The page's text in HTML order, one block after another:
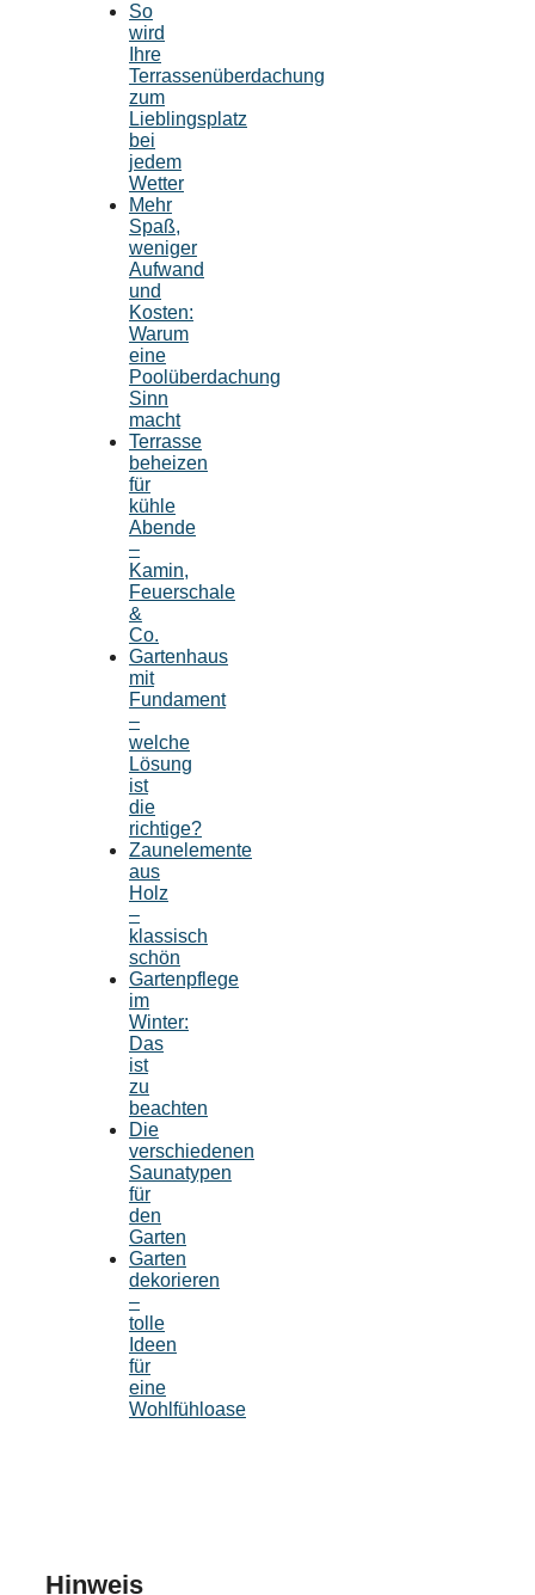
So
wird
Ihre
Terrassenüberdachung
zum
Lieblingsplatz
bei
jedem
Wetter
Mehr
Spaß,
weniger
Aufwand
und
Kosten:
Warum
eine
Poolüberdachung
Sinn
macht
Terrasse
beheizen
für
kühle
Abende
–
Kamin,
Feuerschale
&
Co.
Gartenhaus
mit
Fundament
–
welche
Lösung
ist
die
richtige?
Zaunelemente
aus
Holz
–
klassisch
schön
Gartenpflege
im
Winter:
Das
ist
zu
beachten
Die
verschiedenen
Saunatypen
für
den
Garten
Garten
dekorieren
–
tolle
Ideen
für
eine
Wohlfühloase
Hinweis